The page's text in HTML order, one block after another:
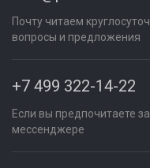
Почту читаем
вопросы и предложения
+7 499 322-14-22
Если вы предпочитаете
мессенджере